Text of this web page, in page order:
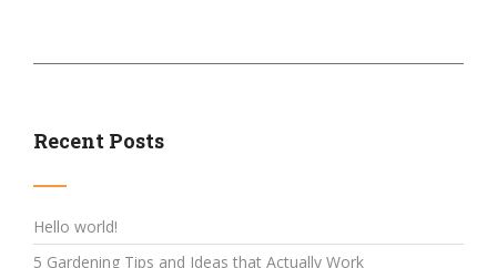
Recent Posts
Hello world!
5 Gardening Tips and Ideas that Actually Work